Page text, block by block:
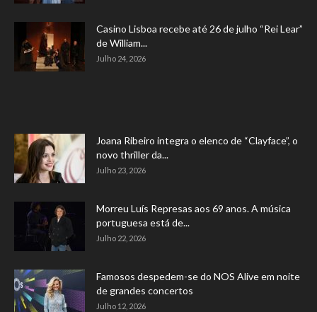
Casino Lisboa recebe até 26 de julho “Rei Lear”
de William...
Julho 24, 2026
Joana Ribeiro integra o elenco de “Clayface”, o
novo thriller da...
Julho 23, 2026
Morreu Luís Represas aos 69 anos. A música
portuguesa está de...
Julho 22, 2026
Famosos despedem-se do NOS Alive em noite
de grandes concertos
Julho 12, 2026